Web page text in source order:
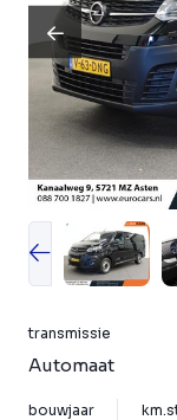
transmissie
Automaat
bouwjaar